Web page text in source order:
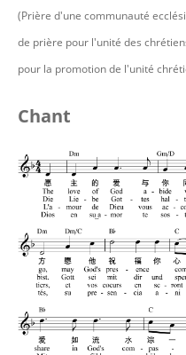
(Prière d'une communauté
de prière pour l'unité des
pour la promotion de l'unité
Chant